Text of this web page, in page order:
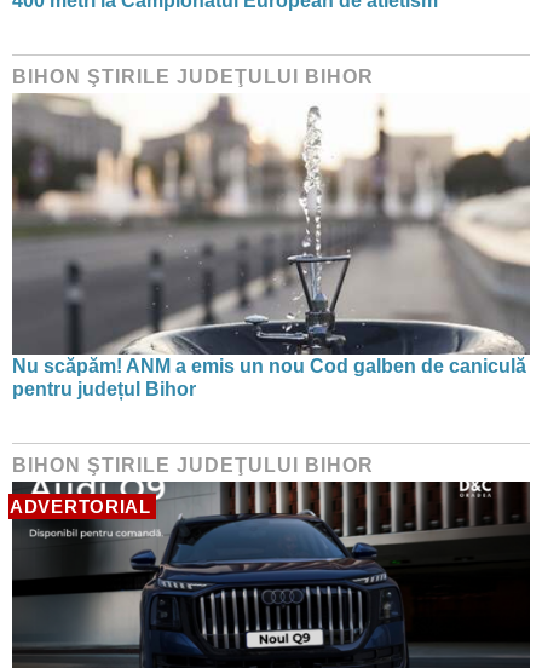
BIHON ŞTIRILE JUDEŢULUI BIHOR
Nu scăpăm! ANM a emis un nou Cod galben de caniculă
pentru județul Bihor
BIHON ŞTIRILE JUDEŢULUI BIHOR
ADVERTORIAL